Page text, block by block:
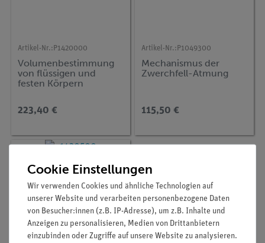
Artikel-Nr.: P1420000
Volumenbestimmung
von flüssigen und
festen Körpern
223,40 €
Artikel-Nr.: P1049300
Mechanismus der
Zwerchfell-Atmung
115,50 €
Cookie Einstellungen
Wir verwenden Cookies und ähnliche Technologien auf
unserer Website und verarbeiten personenbezogene Daten
von Besucher:innen (z.B. IP-Adresse), um z.B. Inhalte und
Anzeigen zu personalisieren, Medien von Drittanbietern
einzubinden oder Zugriffe auf unsere Website zu analysieren.